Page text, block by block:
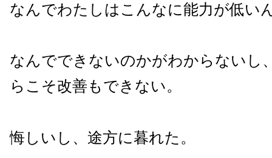
なんでわたしはこんなに能力が低い
なんでできないのかがわからないし
らこそ改善もできない。
悔しいし、途方に暮れた。